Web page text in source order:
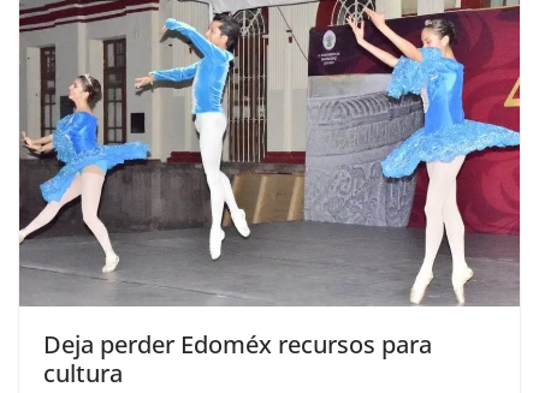
Deja perder Edoméx recursos para
cultura